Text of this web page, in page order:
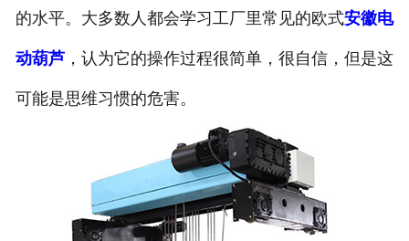
工程案例
联系我们
的水平。大多数人都会学习工厂里常见的欧式安徽电
动葫芦，认为它的操作过程很简单，很自信，但是这
可能是思维习惯的危害。